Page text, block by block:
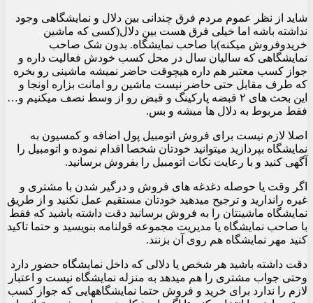
‏شاید از نظر عموم مردم فرق چندانی بین دلال و نمایشگاهی وجود
نداشته باشه اما خیلی فرق هست بین دلال(کسی که ماشین
خریدوفروش میکنه)با صاحب نمایشگاه. بدون شک صاحب
نمایشگاهی که سالیان سال در محل کسب خودش فعالیت داره و
جواز کسب معتبر هم داره هیچوقت حاضر نمیشه ماشینی رو بخره
که طرف مقابل حتی حاضر نیست ماشین رو امانت بزاره اونجا و
این بحث های ۲ قبضه پارکینگ و قبض رو از وسط نصف میکنیم و…‏
فقط مربوط به دلال ها میشه و بس.
اصلا لازم نیست برای فروش اتومبیل پول اضافه و کمسیون به
نمایشگاه بپردازید میتوانید خودتان شخصا اقدام نموده و اتومبیل را
آگهی کنید و با رعایت نکات اتومبیل را بفروش برسانید.
اگر وقت یا حوصله دغدغه های فروش و درگیر شدن با مشتری و
غیره راندارید و ترجیح میدهید خودتان مستقیم عمل نکنید و از طریق
نمایشگاه ماشینتان را به فروش برسانید دقت داشته باشید که فقط
با صاحب نمایشگاه یا مدیریت مجموعه قولنامه بنویسید و حتما تاکید
کنید مهر نمایشگاه هم روی آن بزنند.
دقت داشته باشید هر شخص یا دلالی که داخل نمایشگاه حضور دارد
و‌حتی جواب مشتری را هم میدهد به منزله نمایشگاه نیست و اعتبار
لازم را ندارد برای خرید و فروش حتما نمایشگاههایی که جواز کسب